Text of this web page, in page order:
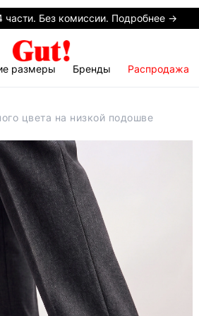
части. Без комиссии. Подробнее →
размеры Бренды Распродажа
цвета на низкой подошве